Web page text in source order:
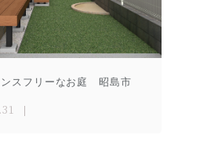
ンスフリーなお庭 昭島市